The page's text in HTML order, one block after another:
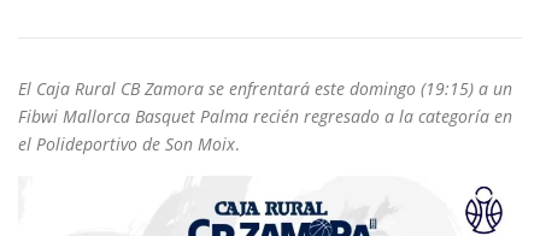
NOTICIAS SEDE VIRTUAL
El Caja Rural CB Zamora se enfrentará este domingo (19:15) a un
Fibwi Mallorca Basquet Palma recién regresado a la categoría en
el Polideportivo de Son Moix.